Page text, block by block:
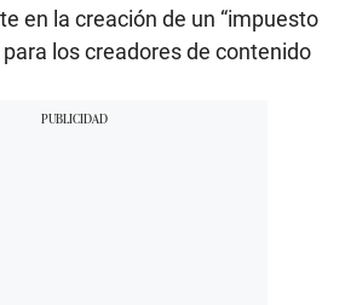
en la creación de un “impuesto
para los creadores de contenido